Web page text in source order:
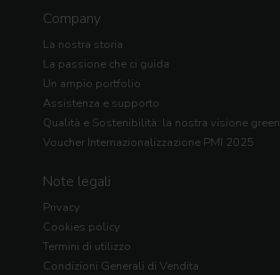
Company
La nostra storia
La passione che ci guida
Un ampio portfolio
Assistenza e supporto
Qualità e Sostenibilità: la nostra visione green
Voucher Internazionalizzazione PMI 2025
Note legali
Privacy
Cookies policy
Termini di utilizzo
Condizioni Generali di Vendita